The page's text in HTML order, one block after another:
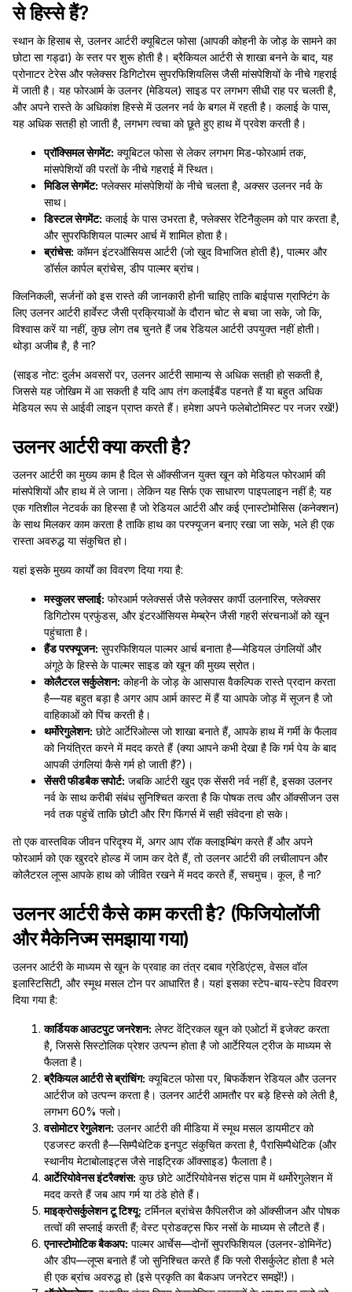
से हिस्से हैं?
स्थान के हिसाब से, उलनर आर्टरी क्यूबिटल फोसा (आपकी कोहनी के जोड़ के सामने का
छोटा सा गड्ढा) के स्तर पर शुरू होती है। ब्रैकियल आर्टरी से शाखा बनने के बाद, यह
प्रोनाटर टेरेस और फ्लेक्सर डिगिटोरम सुपरफिशियलिस जैसी मांसपेशियों के नीचे गहराई
में जाती है। यह फोरआर्म के उलनर (मेडियल) साइड पर लगभग सीधी राह पर चलती है,
और अपने रास्ते के अधिकांश हिस्से में उलनर नर्व के बगल में रहती है। कलाई के पास,
यह अधिक सतही हो जाती है, लगभग त्वचा को छूते हुए हाथ में प्रवेश करती है।
प्रॉक्सिमल सेगमेंट: क्यूबिटल फोसा से लेकर लगभग मिड-फोरआर्म तक,
मांसपेशियों की परतों के नीचे गहराई में स्थित।
मिडिल सेगमेंट: फ्लेक्सर मांसपेशियों के नीचे चलता है, अक्सर उलनर नर्व के
साथ।
डिस्टल सेगमेंट: कलाई के पास उभरता है, फ्लेक्सर रेटिनैकुलम को पार करता है,
और सुपरफिशियल पाल्मर आर्च में शामिल होता है।
ब्रांचेस: कॉमन इंटरऑसियस आर्टरी (जो खुद विभाजित होती है), पाल्मर और
डॉर्सल कार्पल ब्रांचेस, डीप पाल्मर ब्रांच।
क्लिनिकली, सर्जनों को इस रास्ते की जानकारी होनी चाहिए ताकि बाईपास ग्राफ्टिंग के
लिए उलनर आर्टरी हार्वेस्ट जैसी प्रक्रियाओं के दौरान चोट से बचा जा सके, जो कि,
विश्वास करें या नहीं, कुछ लोग तब चुनते हैं जब रेडियल आर्टरी उपयुक्त नहीं होती।
थोड़ा अजीब है, है ना?
(साइड नोट: दुर्लभ अवसरों पर, उलनर आर्टरी सामान्य से अधिक सतही हो सकती है,
जिससे यह जोखिम में आ सकती है यदि आप तंग कलाईबैंड पहनते हैं या बहुत अधिक
मेडियल रूप से आईवी लाइन प्राप्त करते हैं। हमेशा अपने फलेबोटोमिस्ट पर नजर रखें!)
उलनर आर्टरी क्या करती है?
उलनर आर्टरी का मुख्य काम है दिल से ऑक्सीजन युक्त खून को मेडियल फोरआर्म की
मांसपेशियों और हाथ में ले जाना। लेकिन यह सिर्फ एक साधारण पाइपलाइन नहीं है; यह
एक गतिशील नेटवर्क का हिस्सा है जो रेडियल आर्टरी और कई एनास्टोमोसिस (कनेक्शन)
के साथ मिलकर काम करता है ताकि हाथ का परफ्यूजन बनाए रखा जा सके, भले ही एक
रास्ता अवरुद्ध या संकुचित हो।
यहां इसके मुख्य कार्यों का विवरण दिया गया है:
मस्कुलर सप्लाई: फोरआर्म फ्लेक्सर्स जैसे फ्लेक्सर कार्पी उलनारिस, फ्लेक्सर
डिगिटोरम प्रफुंडस, और इंटरऑसियस मेम्ब्रेन जैसी गहरी संरचनाओं को खून
पहुंचाता है।
हैंड परफ्यूजन: सुपरफिशियल पाल्मर आर्च बनाता है—मेडियल उंगलियों और
अंगूठे के हिस्से के पाल्मर साइड को खून की मुख्य स्रोत।
कोलैटरल सर्कुलेशन: कोहनी के जोड़ के आसपास वैकल्पिक रास्ते प्रदान करता
है—यह बहुत बड़ा है अगर आप आर्म कास्ट में हैं या आपके जोड़ में सूजन है जो
वाहिकाओं को पिंच करती है।
थर्मोरेगुलेशन: छोटे आर्टेरिओल्स जो शाखा बनाते हैं, आपके हाथ में गर्मी के फैलाव
को नियंत्रित करने में मदद करते हैं (क्या आपने कभी देखा है कि गर्म पेय के बाद
आपकी उंगलियां कैसे गर्म हो जाती हैं?)।
सेंसरी फीडबैक सपोर्ट: जबकि आर्टरी खुद एक सेंसरी नर्व नहीं है, इसका उलनर
नर्व के साथ करीबी संबंध सुनिश्चित करता है कि पोषक तत्व और ऑक्सीजन उस
नर्व तक पहुंचें ताकि छोटी और रिंग फिंगर्स में सही संवेदना हो सके।
तो एक वास्तविक जीवन परिदृश्य में, अगर आप रॉक क्लाइम्बिंग करते हैं और अपने
फोरआर्म को एक खुरदरे होल्ड में जाम कर देते हैं, तो उलनर आर्टरी की लचीलापन और
कोलैटरल लूप्स आपके हाथ को जीवित रखने में मदद करते हैं, सचमुच। कूल, है ना?
उलनर आर्टरी कैसे काम करती है? (फिजियोलॉजी
और मैकेनिज्म समझाया गया)
उलनर आर्टरी के माध्यम से खून के प्रवाह का तंत्र दबाव ग्रेडिएंट्स, वेसल वॉल
इलास्टिसिटी, और स्मूथ मसल टोन पर आधारित है। यहां इसका स्टेप-बाय-स्टेप विवरण
दिया गया है:
कार्डियक आउटपुट जनरेशन: लेफ्ट वेंट्रिकल खून को एओर्टा में इजेक्ट करता
है, जिससे सिस्टोलिक प्रेशर उत्पन्न होता है जो आर्टेरियल ट्रीज के माध्यम से
फैलता है।
ब्रैकियल आर्टरी से ब्रांचिंग: क्यूबिटल फोसा पर, बिफर्केशन रेडियल और उलनर
आर्टरीज को उत्पन्न करता है। उलनर आर्टरी आमतौर पर बड़े हिस्से को लेती है,
लगभग 60% फ्लो।
वसोमोटर रेगुलेशन: उलनर आर्टरी की मीडिया में स्मूथ मसल डायमीटर को
एडजस्ट करती है—सिम्पैथेटिक इनपुट संकुचित करता है, पैरासिम्पैथेटिक (और
स्थानीय मेटाबोलाइट्स जैसे नाइट्रिक ऑक्साइड) फैलाता है।
आर्टेरियोवेनस इंटरैक्शंस: कुछ छोटे आर्टेरियोवेनस शंट्स पाम में थर्मोरेगुलेशन में
मदद करते हैं जब आप गर्म या ठंडे होते हैं।
माइक्रोसर्कुलेशन टू टिश्यू: टर्मिनल ब्रांचेस कैपिलरीज को ऑक्सीजन और पोषक
तत्वों की सप्लाई करती हैं; वेस्ट प्रोडक्ट्स फिर नसों के माध्यम से लौटते हैं।
एनास्टोमोटिक बैकअप: पाल्मर आर्चेस—दोनों सुपरफिशियल (उलनर-डोमिनेंट)
और डीप—लूप्स बनाते हैं जो सुनिश्चित करते हैं कि फ्लो रीसर्कुलेट होता है भले
ही एक ब्रांच अवरुद्ध हो (इसे प्रकृति का बैकअप जनरेटर समझें!)।